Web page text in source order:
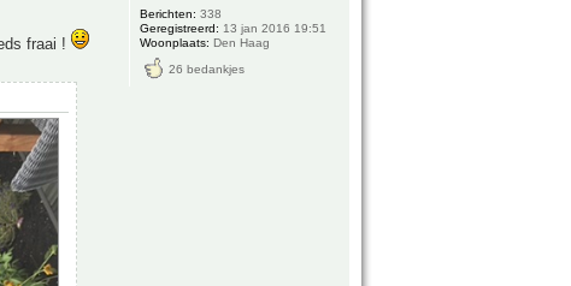
fraai !
Berichten: 338
Geregistreerd: 13 jan 2016 19:51
Woonplaats: Den Haag
26 bedankjes